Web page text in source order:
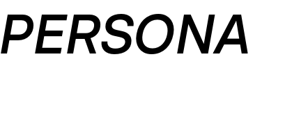
PERSONA